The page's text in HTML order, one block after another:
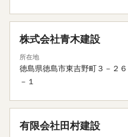
株式会社青木建設
所在地
徳島県徳島市東吉野町３－２６
－１
有限会社田村建設